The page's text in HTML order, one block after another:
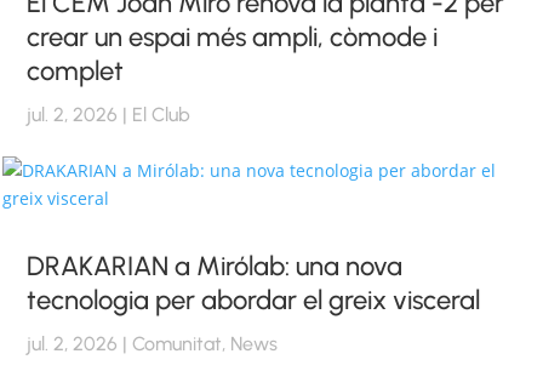
crear un espai més ampli, còmode i
complet
jul. 2, 2026 | El Club
DRAKARIAN a Mirólab: una nova
tecnologia per abordar el greix visceral
jul. 2, 2026 |Comunitat, News